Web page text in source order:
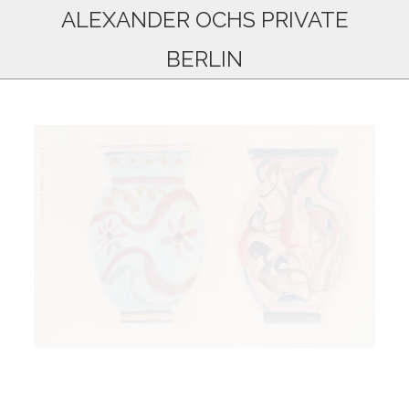
ALEXANDER OCHS PRIVATE
BERLIN